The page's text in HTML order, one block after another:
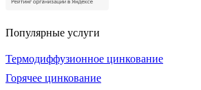
Популярные услуги
Термодиффузионное цинкование
Горячее цинкование